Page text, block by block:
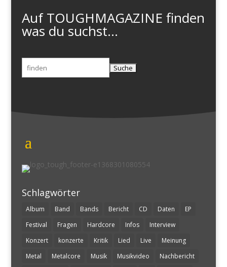
Auf TOUGHMAGAZINE finden
was du suchst...
Suchen
nach:
Schlagwörter
Album Band Bands Bericht CD Daten
EP
Festival
Fragen Hardcore Infos
Interview
Konzert
konzerte Kritik Lied Live
Meinung
Metal
Metalcore Musik Musikvideo Nachbericht